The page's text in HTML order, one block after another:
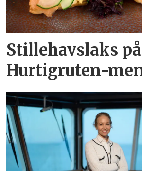
Stillehavslaks på
Hurtigruten-